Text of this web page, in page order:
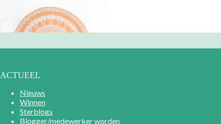
ACTUEEL
Nieuws
Winnen
Sterblogs
Blogger/medewerker worden